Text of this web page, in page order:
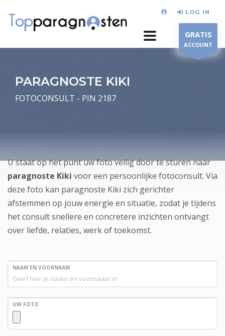
LOG IN
GRATIS
ACCOUNT
PARAGNOSTE KIKI
FOTOCONSULT - PIN 2187
U staat op het punt uw foto veilig door te sturen naar
paragnoste Kiki voor een persoonlijke fotoconsult. Via
deze foto kan paragnoste Kiki zich gerichter
afstemmen op jouw energie en situatie, zodat je tijdens
het consult snellere en concretere inzichten ontvangt
over liefde, relaties, werk of toekomst.
NAAM EN VOORNAAM
UW FOTO